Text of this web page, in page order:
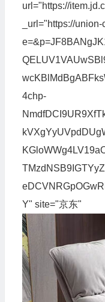
url="https://
_url="https://
4chp-
Y" site="京东"